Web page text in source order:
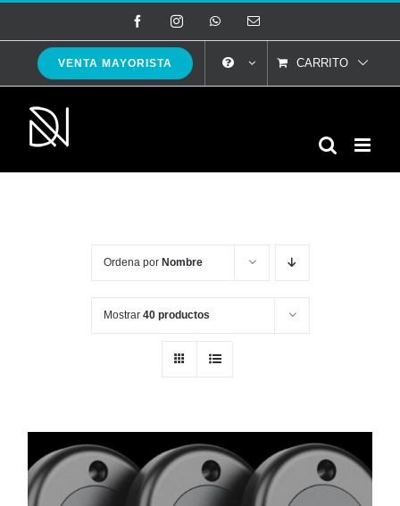
contenido
FacebookInstagramWhatsAppCorreo
VENTA MAYORISTA CARRITO
Ordena por Nombre
Mostrar 40 productos